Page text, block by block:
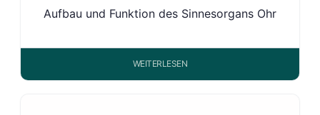
Aufbau und Funktion des Sinnesorgans Ohr
WEITERLESEN